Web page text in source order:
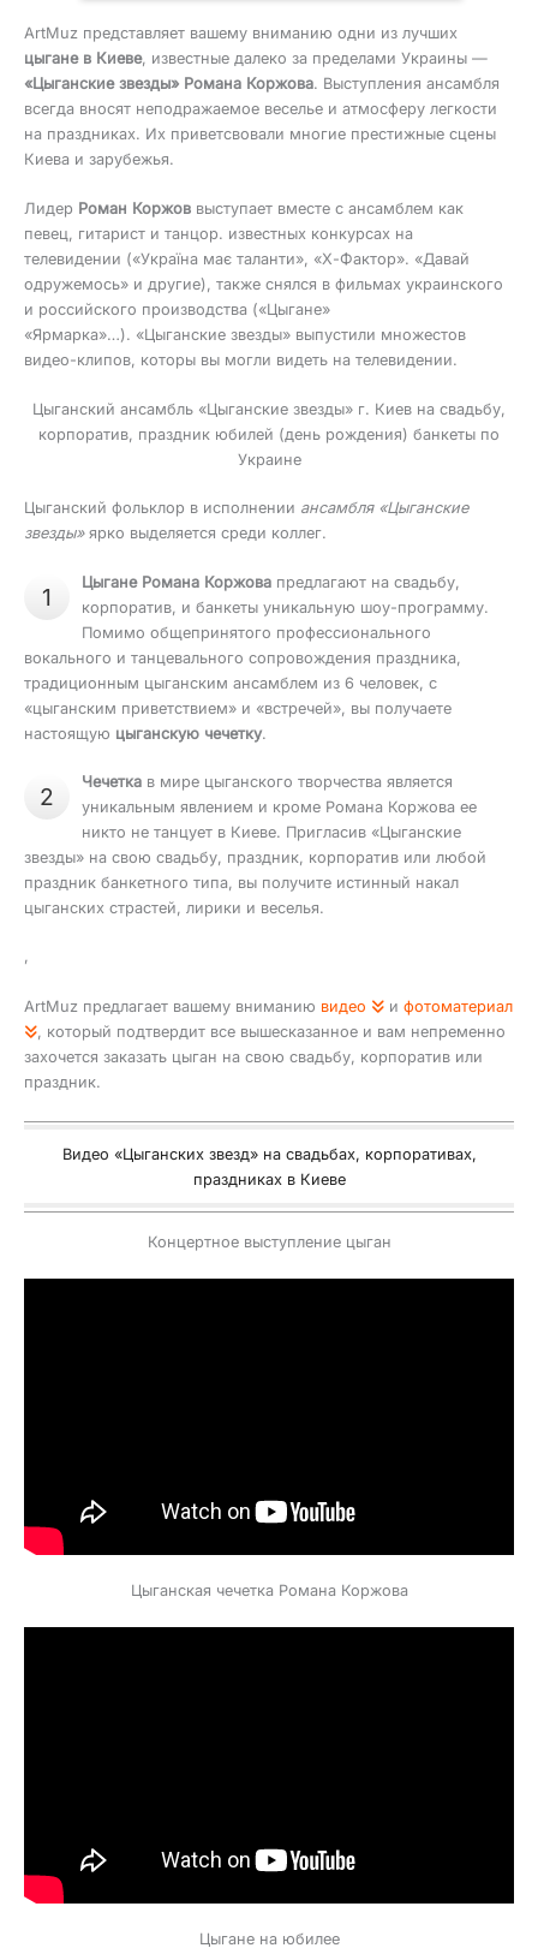
ArtMuz представляет вашему вниманию одни из лучших
цыгане в Киеве, известные далеко за пределами Украины —
«Цыганские звезды» Романа Коржова. Выступления ансамбля
всегда вносят неподражаемое веселье и атмосферу легкости
на праздниках. Их приветсвовали многие престижные сцены
Киева и зарубежья.
Лидер Роман Коржов выступает вместе с ансамблем как
певец, гитарист и танцор. известных конкурсах на
телевидении («Україна має таланти», «Х-Фактор». «Давай
одружемось» и другие), также снялся в фильмах украинского
и российского производства («Цыгане»
«Ярмарка»…). «Цыганские звезды» выпустили множестов
видео-клипов, которы вы могли видеть на телевидении.
Цыганский ансамбль «Цыганские звезды» г. Киев на свадьбу,
корпоратив, праздник юбилей (день рождения) банкеты по
Украине
Цыганский фольклор в исполнении ансамбля «Цыганские
звезды»ярко выделяется среди коллег.
1
Цыгане Романа Коржовапредлагают на свадьбу,
корпоратив, и банкеты уникальную шоу-программу.
Помимо общепринятого профессионального
вокального и танцевального сопровождения праздника,
традиционным цыганским ансамблем из 6 человек, с
«цыганским приветствием» и «встречей», вы получаете
настоящую цыганскую чечетку.
2
Чечеткав мире цыганского творчества является
уникальным явлением и кроме Романа Коржова ее
никто не танцует в Киеве. Пригласив «Цыганские
звезды» на свою свадьбу, праздник, корпоратив или любой
праздник банкетного типа, вы получите истинный накал
цыганских страстей, лирики и веселья.
,
ArtMuz предлагает вашему вниманию видео и фотоматериал
, который подтвердит все вышесказанное и вам непременно
захочется заказать цыган на свою свадьбу, корпоратив или
праздник.
Видео «Цыганских звезд» на свадьбах, корпоративах,
праздниках в Киеве
Концертное выступление цыган
Цыганская чечетка Романа Коржова
Цыгане на юбилее